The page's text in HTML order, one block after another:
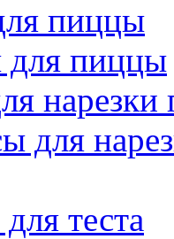
пиццы
для пиццы
нарезки
для
теста